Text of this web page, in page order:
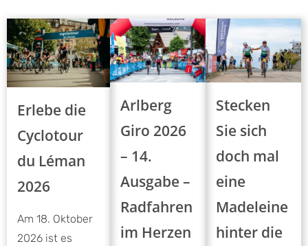
Erlebe die
Cyclotour
du Léman
2026
Am 18. Oktober
2026 ist es
Arlberg
Giro 2026
– 14.
Ausgabe –
Radfahren
im Herzen
Stecken
Sie sich
doch mal
eine
Madeleine
hinter die